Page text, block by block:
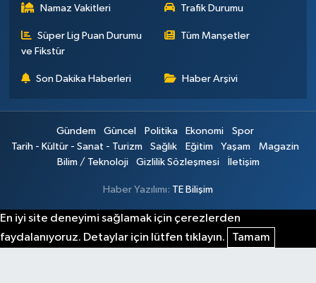
Namaz Vakitleri Trafik Durumu
Süper Lig Puan Durumu
ve Fikstür
Tüm Manşetler
Son Dakika Haberleri Haber Arşivi
Gündem Güncel Politika Ekonomi
Spor
Tarih - Kültür - Sanat - Turizm
Sağlık Eğitim Yaşam
Magazin
Bilim / Teknoloji
Gizlilik Sözleşmesi İletişim
Haber Yazılımı: TE Bilişim
En iyi site deneyimi sağlamak için çerezlerden
faydalanıyoruz. Detaylar için lütfen tıklayın.
Tamam